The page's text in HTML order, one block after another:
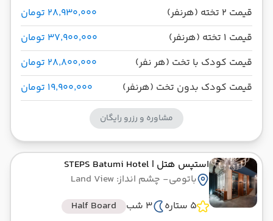
قیمت 2 تخته (هرنفر)
۲۸٬۹۳۰٬۰۰۰ تومان
قیمت 1 تخته (هرنفر)
۳۷٬۹۰۰٬۰۰۰ تومان
قیمت کودک با تخت (هر نفر)
۲۸٬۸۰۰٬۰۰۰ تومان
قیمت کودک بدون تخت (هرنفر)
۱۹٬۹۰۰٬۰۰۰ تومان
مشاوره و رزرو رایگان
استپس هتل | STEPS Batumi Hotel
باتومی- چشم انداز: Land View
5 ستاره
3 شب Half Board